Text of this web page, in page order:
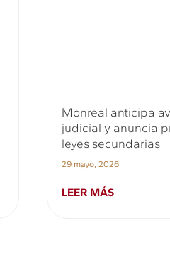
Monreal anticipa
judicial y anuncia
leyes secundarias
29 mayo, 2026
LEER MÁS